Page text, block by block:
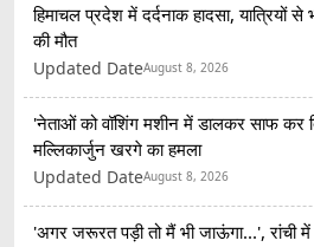
हिमाचल प्रदेश में दर्दनाक हादसा, यात्रियों से
की मौत
Updated DateAugust 8, 2026
'नेताओं को वॉशिंग मशीन में डालकर साफ कर
मल्लिकार्जुन खरगे का हमला
Updated DateAugust 8, 2026
'अगर जरूरत पड़ी तो मैं भी जाऊंगा...', रांची में